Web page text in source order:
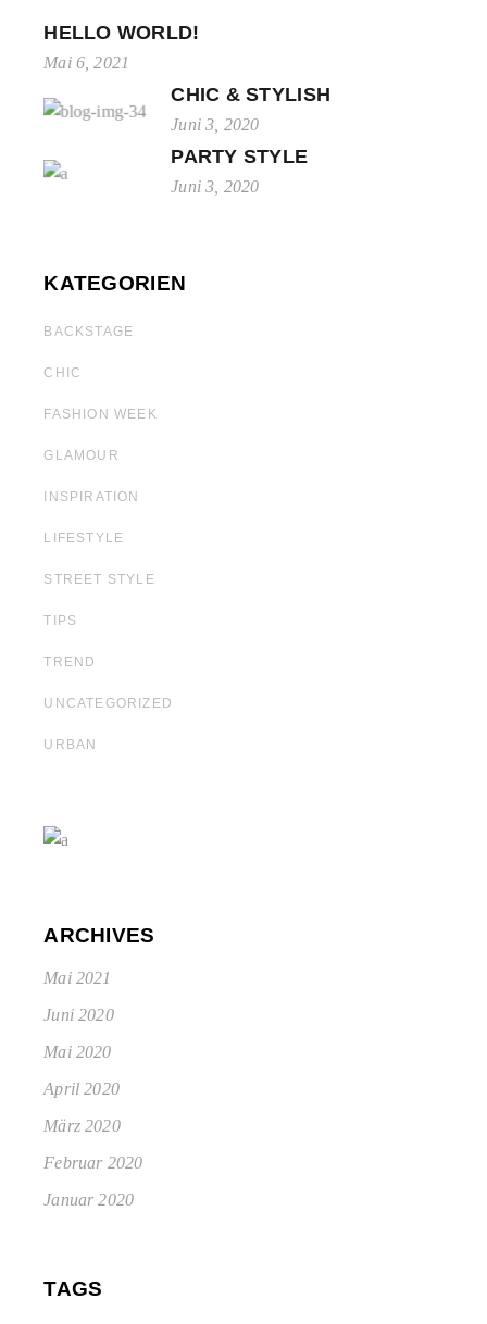
HELLO WORLD!
Mai 6, 2021
CHIC & STYLISH
Juni 3, 2020
PARTY STYLE
Juni 3, 2020
KATEGORIEN
BACKSTAGE
CHIC
FASHION WEEK
GLAMOUR
INSPIRATION
LIFESTYLE
STREET STYLE
TIPS
TREND
UNCATEGORIZED
URBAN
ARCHIVES
Mai 2021
Juni 2020
Mai 2020
April 2020
März 2020
Februar 2020
Januar 2020
TAGS